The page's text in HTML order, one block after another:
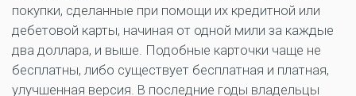
покупки, сделанные при помощи их кредитной или
дебетовой карты, начиная от одной мили за каждые
два доллара, и выше. Подобные карточки чаще не
бесплатны, либо существует бесплатная и платная,
улучшенная версия. В последние годы владельцы